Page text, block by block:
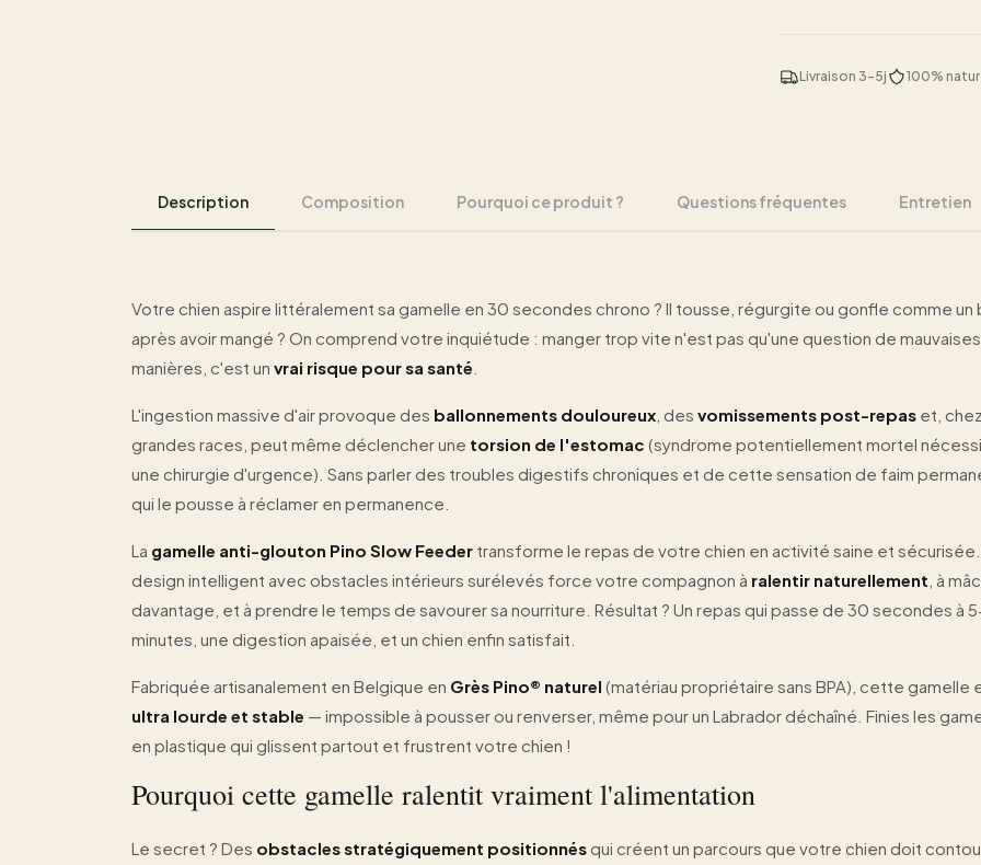
Livraison 3-5j 100%
Description Composition Pourquoi ce produit ? Questions fréquentes Entretien
Votre chien aspire littéralement sa gamelle en 30 secondes chrono ? Il tousse, régurgite ou gonfle comme un
après avoir mangé ? On comprend votre inquiétude : manger trop vite n'est pas qu'une question de mauvaises
manières, c'est un vrai risque pour sa santé
L'ingestion massive d'air provoque des ballonnements douloureux , des vomissements post-repas et,
grandes races, peut même déclencher une torsion de l'estomac (syndrome potentiellement mortel
une chirurgie d'urgence). Sans parler des troubles digestifs chroniques et de cette sensation de faim
qui le pousse à réclamer en permanence.
La gamelle anti-glouton Pino Slow Feeder transforme le repas de votre chien en activité saine et
design intelligent avec obstacles intérieurs surélevés force votre compagnon à ralentir naturellement , à
davantage, et à prendre le temps de savourer sa nourriture. Résultat ? Un repas qui passe de 30 secondes à
minutes, une digestion apaisée, et un chien enfin satisfait.
Fabriquée artisanalement en Belgique en Grès Pino® naturel (matériau propriétaire sans BPA), cette gamelle
ultra lourde et stable — impossible à pousser ou renverser, même pour un Labrador déchaîné. Finies les
en plastique qui glissent partout et frustrent votre chien !
Pourquoi cette gamelle ralentit vraiment l'alimentation
Le secret ? Des obstacles stratégiquement positionnés qui créent un parcours que votre chien doit